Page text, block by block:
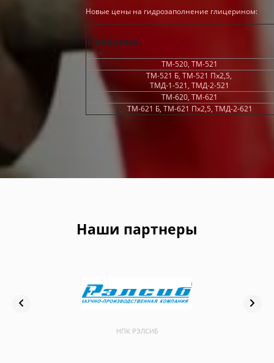
Новые цены на гидрозаполнение глицерином:
Название
ТМ-520, ТМ-521
ТМ-521 Б, ТМ-521 Пх2,5,
ТМД-1-521, ТМД-2-521
ТМ-620, ТМ-621
ТМ-621 Б, ТМ-621 Пх2,5, ТМД-2-621
Наши партнеры
НПК РЭЛСИБ